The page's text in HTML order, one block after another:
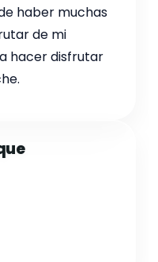
haber muchas
de mi
hacer disfrutar